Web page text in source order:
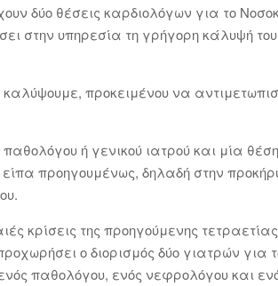
δύο θέσεις καρδιολόγων για το
στην υπηρεσία τη γρήγορη κάλυψή
προκειμένου να
ή γενικού ιατρού και μία
προηγουμένως, δηλαδή στην
κρίσεις της προηγούμενης
ο διορισμός δύο γιατρών για
παθολόγου, ενός νεφρολόγου και